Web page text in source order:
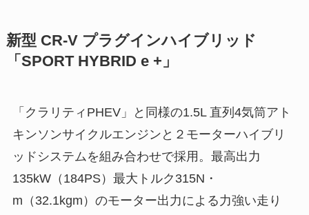
新型 CR-V プラグインハイブリッド
「SPORT HYBRID e +」
「クラリティPHEV」と同様の1.5L 直列4気筒アト
キンソンサイクルエンジンと２モーターハイブリ
ッドシステムを組み合わせで採用。最高出力
135kW（184PS）最大トルク315N・
m（32.1kgm）のモーター出力による力強い走り